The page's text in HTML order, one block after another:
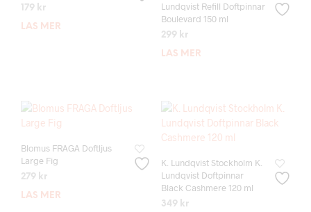
179 kr
LÄS MER
Lundqvist Refill Doftpinnar
Boulevard 150 ml
299 kr
LÄS MER
Blomus FRAGA Doftljus
Large Fig
279 kr
LÄS MER
K. Lundqvist Stockholm K.
Lundqvist Doftpinnar
Black Cashmere 120 ml
349 kr